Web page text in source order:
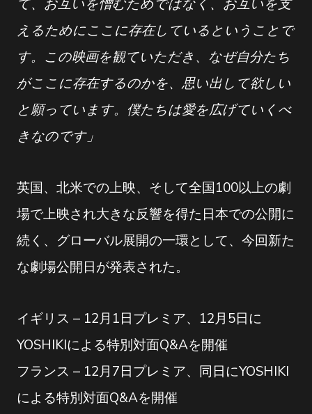
て、お互いを憎むためではなく、お互いを支
えるためにここに存在しているということで
す。この映画を観ていただき、なぜ自分たち
がここに存在するのかを、思い出して欲しい
と願っています。僕たちは愛を広げていくべ
きなのです」
英国、北米での上映、そして全国100以上の劇
場で上映され大きな反響を得た日本での公開に
続く、グローバル展開の一環として、今回新た
な劇場公開日が発表された。
イギリス – 12月1日プレミア、12月5日に
YOSHIKIによる特別対面Q&Aを開催
フランス – 12月7日プレミア、同日にYOSHIKI
による特別対面Q&Aを開催